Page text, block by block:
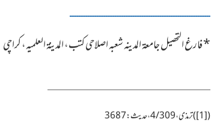
ــــــــــــــــــــــــــــــــــــــــــــــــــــــــــــــــــــــــــــــ
*فارغ التحصیل جامعۃ المدینہ شعبہ اصلاحی کتب، المدینۃ العلمیہ، کراچی
(
[1]
)ترمذی، 4/309،حدیث: 3687